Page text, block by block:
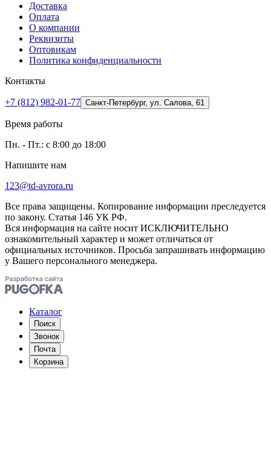
Доставка
Оплата
О компании
Реквизиты
Оптовикам
Политика конфиденциальности
Контакты
+7 (812) 982-01-77 Санкт-Петербург, ул. Салова, 61
Время работы
Пн. - Пт.: с 8:00 до 18:00
Напишите нам
123@td-avrora.ru
Все права защищены. Копирование информации преследуется
по закону. Статья 146 УК РФ.
Вся информация на сайте носит ИСКЛЮЧИТЕЛЬНО
ознакомительный характер и может отличаться от
официальных источников. Просьба запрашивать информацию
у Вашего персонального менеджера.
Каталог
Поиск
Звонок
Почта
Корзина